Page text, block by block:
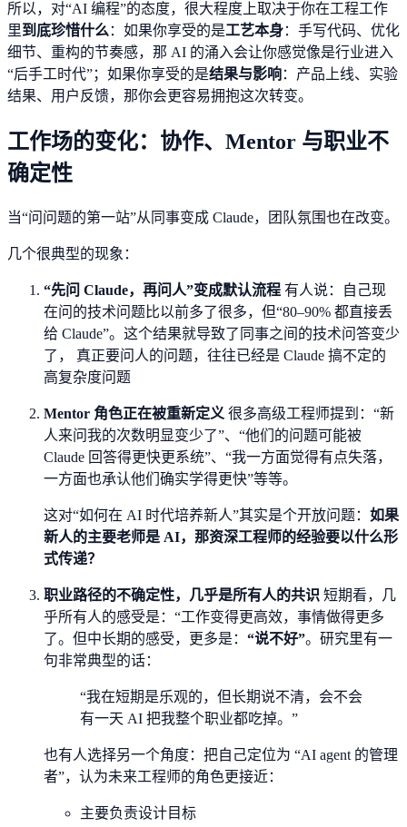
所以，对“AI 编程”的态度，很大程度上取决于你在工程工作
里到底珍惜什么 ：如果你享受的是工艺本身：手写代码、优化
细节、重构的节奏感，那 AI 的涌入会让你感觉像是行业进入
“后手工时代”；如果你享受的是结果与影响：产品上线、实验
结果、用户反馈，那你会更容易拥抱这次转变。
工作场的变化：协作、Mentor 与职业不
确定性
当“问问题的第一站”从同事变成 Claude，团队氛围也在改变。
几个很典型的现象：
“先问 Claude，再问人”变成默认流程 有人说：自己现
在问的技术问题比以前多了很多，但“80–90% 都直接丢
给 Claude”。这个结果就导致了同事之间的技术问答变少
了， 真正要问人的问题，往往已经是 Claude 搞不定的
高复杂度问题
Mentor 角色正在被重新定义 很多高级工程师提到：“新
人来问我的次数明显变少了”、“他们的问题可能被
Claude 回答得更快更系统”、“我一方面觉得有点失落，
一方面也承认他们确实学得更快”等等。
这对“如何在 AI 时代培养新人”其实是个开放问题： 如果
新人的主要老师是 AI，那资深工程师的经验要以什么形
式传递？
职业路径的不确定性，几乎是所有人的共识 短期看，几
乎所有人的感受是：“工作变得更高效，事情做得更多
了。但中长期的感受，更多是： “说不好”。研究里有一
句非常典型的话：
“我在短期是乐观的，但长期说不清，会不会
有一天 AI 把我整个职业都吃掉。”
也有人选择另一个角度：把自己定位为 “AI agent 的管理
者”，认为未来工程师的角色更接近：
主要负责设计目标